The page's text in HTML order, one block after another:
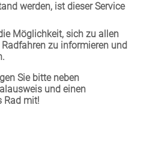
werden, ist dieser Service
Möglichkeit, sich zu allen
zu informieren und
Sie bitte neben
und einen
Rad mit!